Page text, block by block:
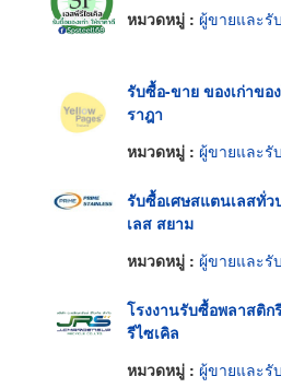
หมวดหมู่ : ผู้ขายและรับ
รับซื้อ-ขาย ของเก่าข
ราฎา
หมวดหมู่ : ผู้ขายและรับ
รับซื้อเศษสแตนเลสทั่ว
เลส สยาม
หมวดหมู่ : ผู้ขายและรับ
โรงงานรับซื้อพลาสติก
รีไซเคิล
หมวดหมู่ : ผู้ขายและรับ